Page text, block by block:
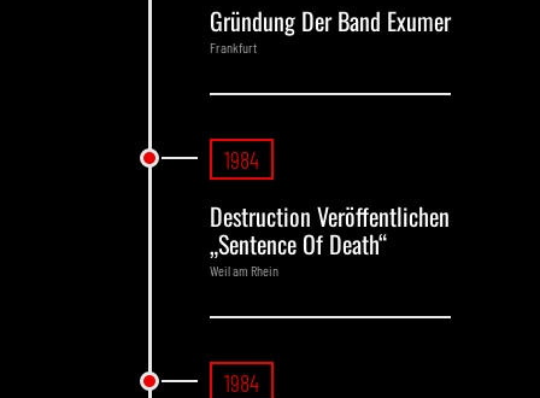
Gründung Der Band Exumer
Frankfurt
1984
Destruction Veröffentlichen
„Sentence Of Death“
Weil am Rhein
1984